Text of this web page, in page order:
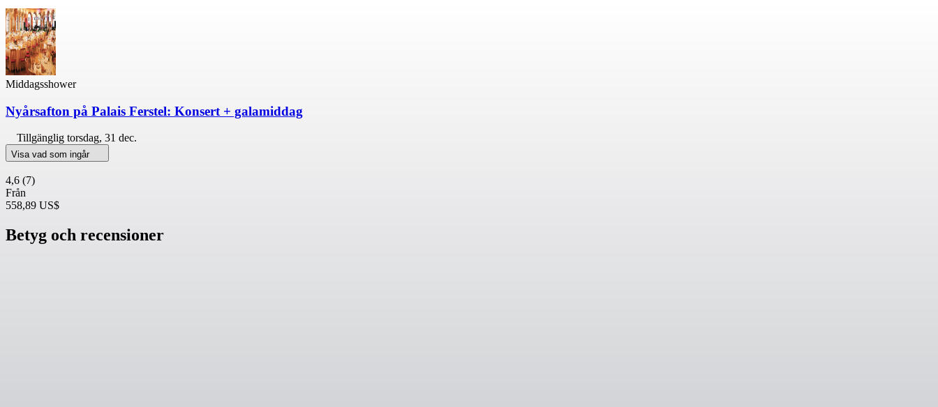
Middagsshower
Nyårsafton på Palais Ferstel: Konsert + galamiddag
Tillgänglig torsdag, 31 dec.
Visa vad som ingår
4,6 (7)
Från
558,89 US$
Betyg och recensioner